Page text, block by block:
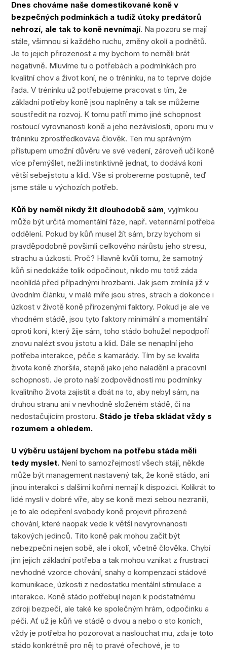
Dnes chováme naše domestikované koně v
bezpečných podmínkách a tudíž útoky predátorů
nehrozí, ale tak to koně nevnímají. Na pozoru se mají
stále, všimnou si každého ruchu, změny okolí a podnětů.
Je to jejich přirozenost a my bychom to neměli brát
negativně. Mluvíme tu o potřebách a podmínkách pro
kvalitní chov a život koní, ne o tréninku, na to teprve dojde
řada. V tréninku už potřebujeme pracovat s tím, že
základní potřeby koně jsou naplněny a tak se můžeme
soustředit na rozvoj. K tomu patří mimo jiné schopnost
rostoucí vyrovnanosti koně a jeho nezávislosti, oporu mu v
tréninku zprostředkovává člověk. Ten mu správným
přístupem umožní důvěru ve své vedení, zároveň učí koně
více přemýšlet, nežli instinktivně jednat, to dodává koni
větší sebejistotu a klid. Vše si probereme postupně, teď
jsme stále u výchozích potřeb.
Kůň by neměl nikdy žít dlouhodobě sám, vyjímkou
může být určitá momentální fáze, např. veterinární potřeba
oddělení. Pokud by kůň musel žít sám, brzy bychom si
pravděpodobně povšimli celkového nárůstu jeho stresu,
strachu a úzkosti. Proč? Hlavně kvůli tomu, že samotný
kůň si nedokáže tolik odpočinout, nikdo mu totiž záda
neohlídá před případnými hrozbami. Jak jsem zmínila již v
úvodním článku, v malé míře jsou stres, strach a dokonce i
úzkost v životě koně přirozenými faktory. Pokud je ale ve
vhodném stádě, jsou tyto faktory minimální a momentální
oproti koni, který žije sám, toho stádo bohužel nepodpoří
znovu nalézt svou jistotu a klid. Dále se nenaplní jeho
potřeba interakce, péče s kamarády. Tím by se kvalita
života koně zhoršila, stejně jako jeho naladění a pracovní
schopnosti. Je proto naší zodpovědností mu podmínky
kvalitního života zajistit a dbát na to, aby nebyl sám, na
druhou stranu ani v nevhodně složeném stádě, či na
nedostačujícím prostoru.Stádo je třeba skládat vždy s
rozumem a ohledem.
U výběru ustájení bychom na potřebu stáda měli
tedy myslet. Není to samozřejmostí všech stájí, někde
může být management nastavený tak, že koně stádo, ani
jinou interakci s dalšími koňmi nemají k dispozici. Kolikrát to
lidé myslí v dobré víře, aby se koně mezi sebou nezranili,
je to ale odepření svobody koně projevit přirozené
chování, které naopak vede k větší nevyrovnanosti
takových jedinců. Tito koně pak mohou začít být
nebezpeční nejen sobě, ale i okolí, včetně člověka. Chybí
jim jejich základní potřeba a tak mohou vznikat z frustrací
nevhodné vzorce chování, snahy o kompenzaci stádové
komunikace, úzkosti z nedostatku mentální stimulace a
interakce. Koně stádo potřebují nejen k podstatnému
zdroji bezpečí, ale také ke společným hrám, odpočinku a
péči. Ať už je kůň ve stádě o dvou a nebo o sto koních,
vždy je potřeba ho pozorovat a naslouchat mu, zda je toto
stádo konkrétně pro něj to pravé ořechové, je to